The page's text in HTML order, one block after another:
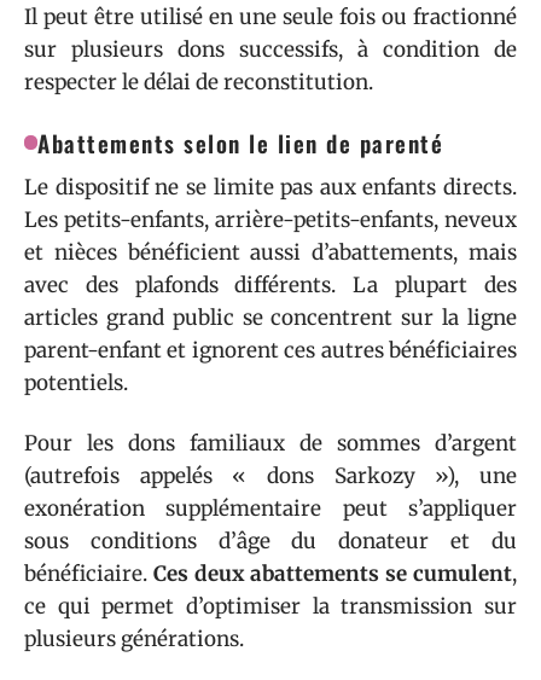
Il peut être utilisé en une seule fois ou fractionné
sur plusieurs dons successifs, à condition de
respecter le délai de reconstitution.
Abattements selon le lien de parenté
Le dispositif ne se limite pas aux enfants directs.
Les petits-enfants, arrière-petits-enfants, neveux
et nièces bénéficient aussi d’abattements, mais
avec des plafonds différents. La plupart des
articles grand public se concentrent sur la ligne
parent-enfant et ignorent ces autres bénéficiaires
potentiels.
Pour les dons familiaux de sommes d’argent
(autrefois appelés « dons Sarkozy »), une
exonération supplémentaire peut s’appliquer
sous conditions d’âge du donateur et du
bénéficiaire. Ces deux abattements se cumulent,
ce qui permet d’optimiser la transmission sur
plusieurs générations.